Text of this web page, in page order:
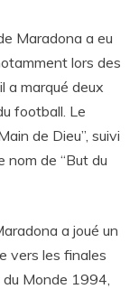
Maradona a eu
lors des
a marqué deux
football. Le
de Dieu”, suivi
nom de “But du
a joué un
vers les finales
Monde 1994,